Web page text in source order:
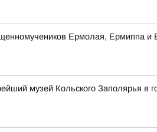
Ермолая, Ермиппа и
музей Кольского Заполярья в